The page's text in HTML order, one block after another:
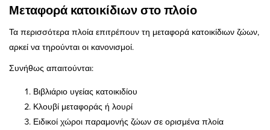
Μεταφορά κατοικίδιων στο πλοίο
Τα περισσότερα πλοία επιτρέπουν τη μεταφορά κατοικίδιων ζώων,
αρκεί να τηρούνται οι κανονισμοί.
Συνήθως απαιτούνται:
Βιβλιάριο υγείας κατοικιδίου
Κλουβί μεταφοράς ή λουρί
Ειδικοί χώροι παραμονής ζώων σε ορισμένα πλοία